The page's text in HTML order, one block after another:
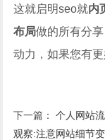
这就启明seo就内
布局做的所有分
动力，如果您有
下一篇： 个人网站
观察:注意网站细节